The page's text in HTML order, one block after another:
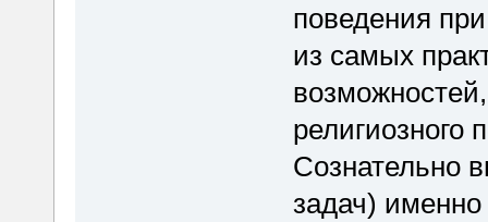
поведения
из самых
религиозного
Сознательно
задач)